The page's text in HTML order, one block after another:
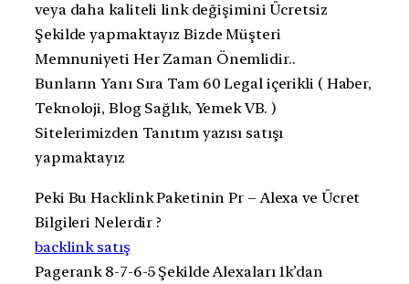
veya daha kaliteli link değişimini Ücretsiz
Şekilde yapmaktayız Bizde Müşteri
Memnuniyeti Her Zaman Önemlidir..
Bunların Yanı Sıra Tam 60 Legal içerikli ( Haber,
Teknoloji, Blog Sağlık, Yemek VB. )
Sitelerimizden Tanıtım yazısı satışı
yapmaktayız
Peki Bu Hacklink Paketinin Pr – Alexa ve Ücret
Bilgileri Nelerdir ?
backlink satış
Pagerank 8-7-6-5 Şekilde Alexaları 1k’dan